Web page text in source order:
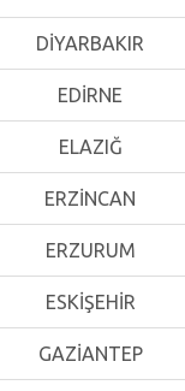
DİYARBAKIR
EDİRNE
ELAZIĞ
ERZİNCAN
ERZURUM
ESKİŞEHİR
GAZİANTEP